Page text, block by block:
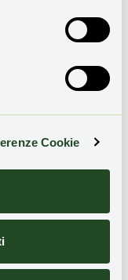
Cookie
sulla privacye